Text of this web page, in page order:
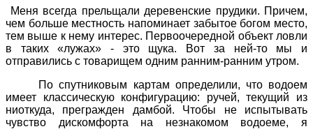
Меня всегда прельщали деревенские прудики. Причем,
чем больше местность напоминает забытое богом место,
тем выше к нему интерес. Первоочередной объект ловли
в таких «лужах» - это щука. Вот за ней-то мы и
отправились с товарищем одним ранним-ранним утром.
По спутниковым картам определили, что водоем
имеет классическую конфигурацию: ручей, текущий из
ниоткуда, прегражден дамбой. Чтобы не испытывать
чувство дискомфорта на незнакомом водоеме, я